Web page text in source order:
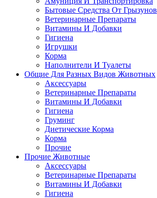
Бытовые Средства От Грызунов
Ветеринарные Препараты
Витамины И Добавки
Гигиена
Игрушки
Корма
Наполнители И Туалеты
Общие Для Разных Видов Животных
Аксессуары
Ветеринарные Препараты
Витамины И Добавки
Гигиена
Груминг
Диетические Корма
Корма
Прочие
Прочие Животные
Аксессуары
Ветеринарные Препараты
Витамины И Добавки
Гигиена